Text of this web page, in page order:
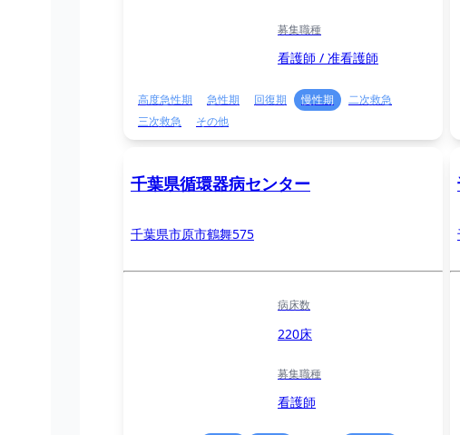
募集職種
看護師 / 准看護師
高度急性期 急性期 回復期 慢性期
二次救急
三次救急
その他
千葉県循環器病センター
千葉県市原市鶴舞575
病床数
220床
募集職種
看護師